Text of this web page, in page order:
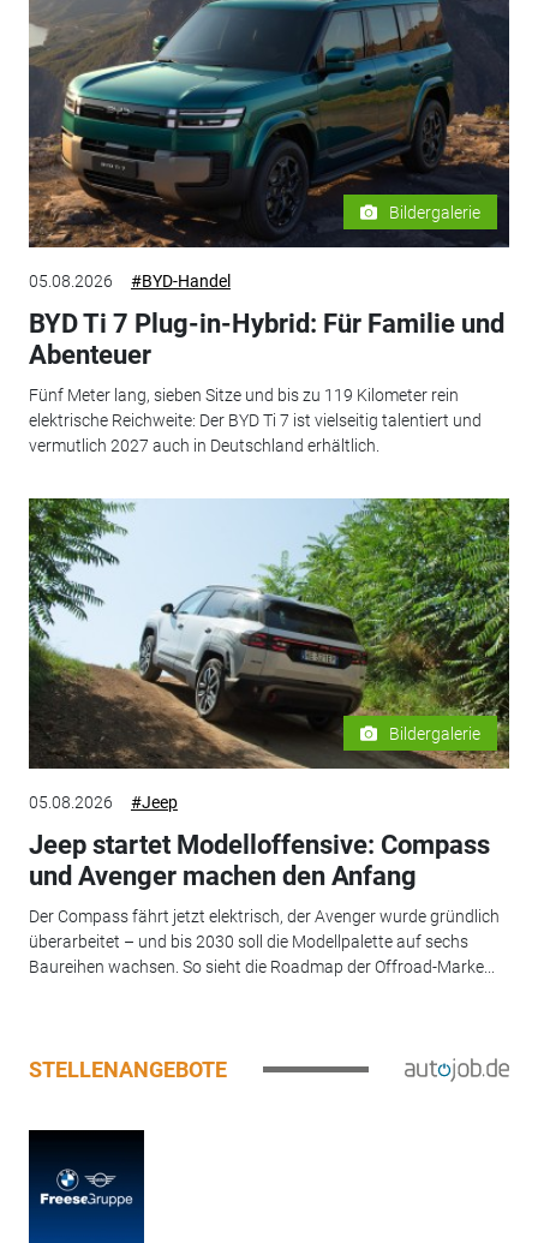
Bildergalerie
05.08.2026 #BYD-Handel
BYD Ti 7 Plug-in-Hybrid: Für Familie und
Abenteuer
Fünf Meter lang, sieben Sitze und bis zu 119 Kilometer rein
elektrische Reichweite: Der BYD Ti 7 ist vielseitig talentiert und
vermutlich 2027 auch in Deutschland erhältlich.
Bildergalerie
05.08.2026 #Jeep
Jeep startet Modelloffensive: Compass
und Avenger machen den Anfang
Der Compass fährt jetzt elektrisch, der Avenger wurde gründlich
überarbeitet – und bis 2030 soll die Modellpalette auf sechs
Baureihen wachsen. So sieht die Roadmap der Offroad-Marke...
STELLENANGEBOTE